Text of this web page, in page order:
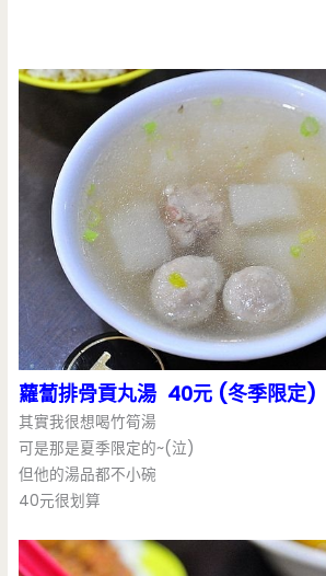
蘿蔔排骨貢丸湯 40元 (冬季限定)
其實我很想喝竹筍湯
可是那是夏季限定的~(泣)
但他的湯品都不小碗
40元很划算